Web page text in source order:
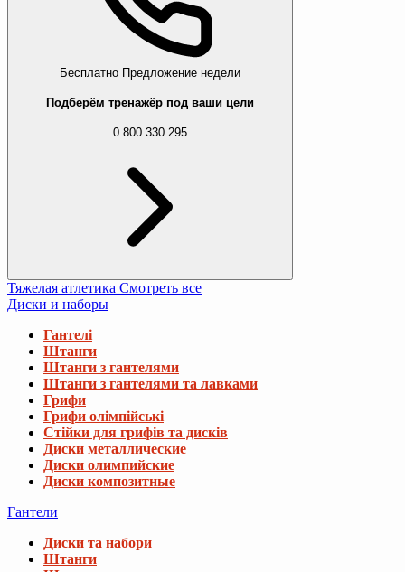
Бесплатно Предложение недели
Подберём тренажёр под ваши цели
0 800 330 295
Тяжелая атлетика Смотреть все
Диски и наборы
Гантелі
Штанги
Штанги з гантелями
Штанги з гантелями та лавками
Грифи
Грифи олімпійські
Стійки для грифів та дисків
Диски металлические
Диски олимпийские
Диски композитные
Гантели
Диски та набори
Штанги